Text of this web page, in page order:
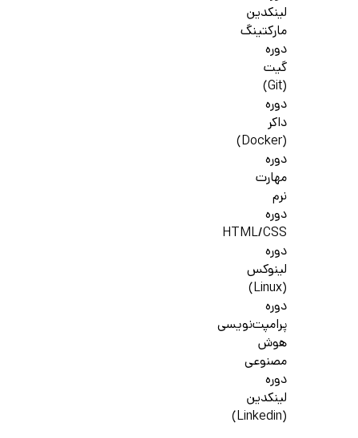
لینکدین
مارکتینگ
دوره
گیت
(Git)
دوره
داکر
(Docker)
دوره
مهارت
نرم
دوره
HTML/CSS
دوره
لینوکس
(Linux)
دوره
پرامپت‌نویسی
هوش
مصنوعی
دوره
لینکدین
(Linkedin)